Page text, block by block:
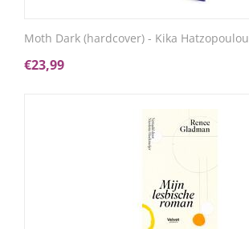
Moth Dark (hardcover) - Kika Hatzopoulou
€23,99